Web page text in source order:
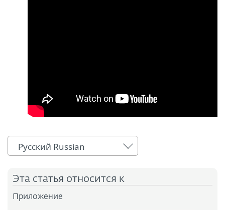
Русский Russian
Эта статья относится к
Приложение